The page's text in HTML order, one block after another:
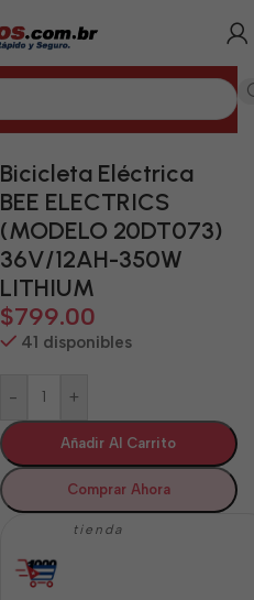
Eléctricas Camagüey
Bicicleta Eléctrica
BEE ELECTRICS
(MODELO 20DT073)
36V/12AH-350W
LITHIUM
$799.00
41 disponibles
- +
Añadir Al Carrito
Comprar Ahora
tienda